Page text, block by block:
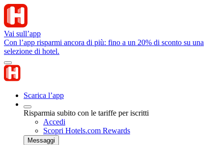
Vai sull’app
Con l’app risparmi ancora di più: fino a un 20% di sconto su una
selezione di hotel.
Scarica l’app
Risparmia subito con le tariffe per iscritti
Accedi
Scopri Hotels.com Rewards
Messaggi